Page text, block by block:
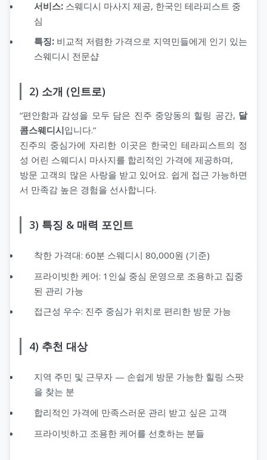
서비스: 스웨디시 마사지 제공, 한국인 테라피스트 중
심
특징: 비교적 저렴한 가격으로 지역민들에게 인기 있는
스웨디시 전문샵
2) 소개 (인트로)
“편안함과 감성을 모두 담은 진주 중앙동의 힐링 공간, 달
콤스웨디시입니다.”
진주의 중심가에 자리한 이곳은 한국인 테라피스트의 정
성 어린 스웨디시 마사지를 합리적인 가격에 제공하며,
방문 고객의 많은 사랑을 받고 있어요. 쉽게 접근 가능하면
서 만족감 높은 경험을 선사합니다.
3) 특징 & 매력 포인트
착한 가격대: 60분 스웨디시 80,000원 (기준)
프라이빗한 케어: 1인실 중심 운영으로 조용하고 집중
된 관리 가능
접근성 우수: 진주 중심가 위치로 편리한 방문 가능
4) 추천 대상
지역 주민 및 근무자 — 손쉽게 방문 가능한 힐링 스팟
을 찾는 분
합리적인 가격에 만족스러운 관리 받고 싶은 고객
프라이빗하고 조용한 케어를 선호하는 분들